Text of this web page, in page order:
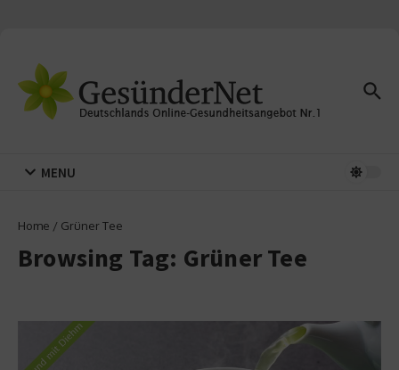
MENU
Home / Grüner Tee
Browsing Tag: Grüner Tee